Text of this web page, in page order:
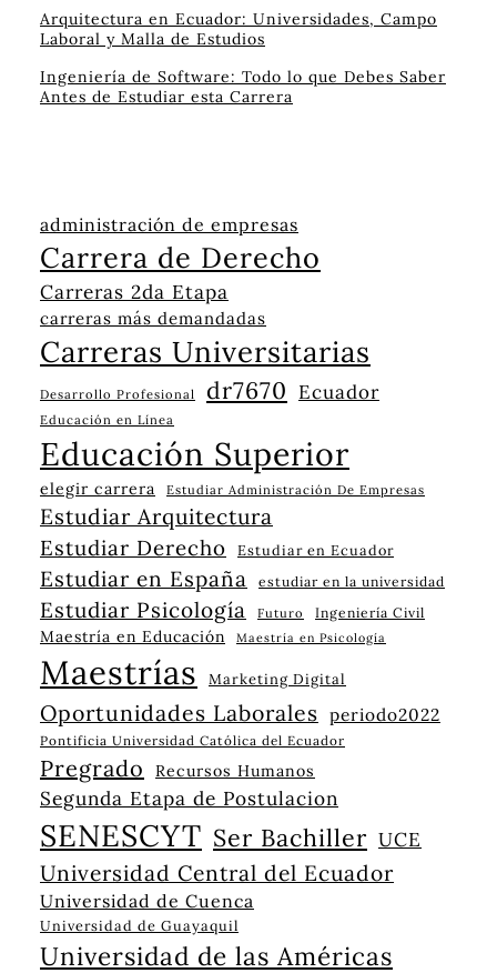
Arquitectura en Ecuador: Universidades, Campo
Laboral y Malla de Estudios
Ingeniería de Software: Todo lo que Debes Saber
Antes de Estudiar esta Carrera
administración de empresas
Carrera de Derecho
Carreras 2da Etapa
carreras más demandadas
Carreras Universitarias
Desarrollo Profesional dr7670 Ecuador
Educación en Línea
Educación Superior
elegir carrera Estudiar Administración De Empresas
Estudiar Arquitectura
Estudiar Derecho
Estudiar en Ecuador
Estudiar en España estudiar en la universidad
Estudiar Psicología Futuro Ingeniería Civil
Maestría en Educación Maestría en Psicología
Maestrías Marketing Digital
Oportunidades Laborales periodo2022
Pontificia Universidad Católica del Ecuador
Pregrado Recursos Humanos
Segunda Etapa de Postulacion
SENESCYT Ser Bachiller UCE
Universidad Central del Ecuador
Universidad de Cuenca
Universidad de Guayaquil
Universidad de las Américas